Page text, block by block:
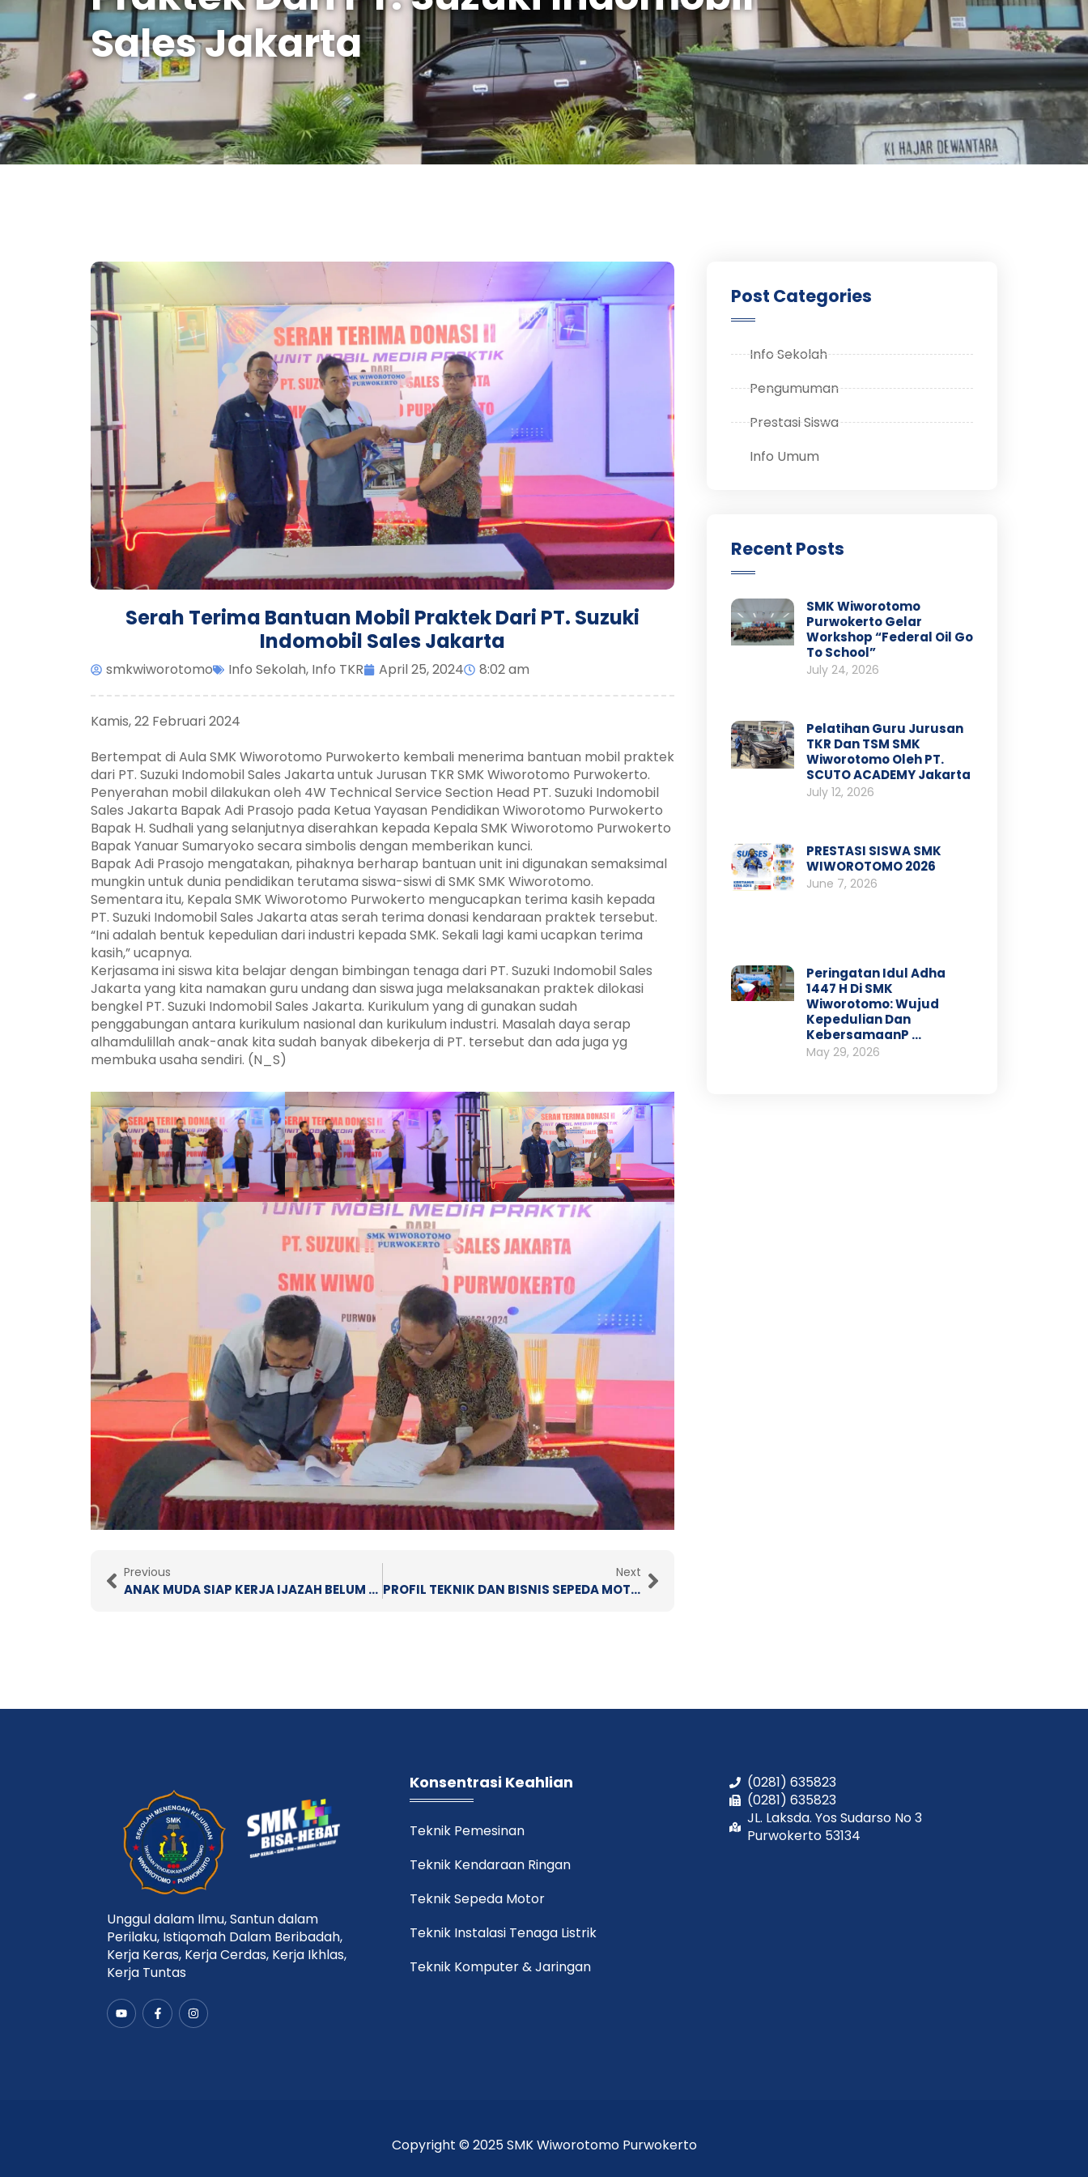
Sales Jakarta
Serah Terima Bantuan Mobil Praktek Dari PT. Suzuki
Indomobil Sales Jakarta
smkwiworotomo Info Sekolah, Info TKR April 25, 2024 8:02 am
Kamis, 22 Februari 2024
Bertempat di Aula SMK Wiworotomo Purwokerto kembali menerima bantuan mobil praktek
dari PT. Suzuki Indomobil Sales Jakarta untuk Jurusan TKR SMK Wiworotomo Purwokerto.
Penyerahan mobil dilakukan oleh 4W Technical Service Section Head PT. Suzuki Indomobil
Sales Jakarta Bapak Adi Prasojo pada Ketua Yayasan Pendidikan Wiworotomo Purwokerto
Bapak H. Sudhali yang selanjutnya diserahkan kepada Kepala SMK Wiworotomo Purwokerto
Bapak Yanuar Sumaryoko secara simbolis dengan memberikan kunci.
Bapak Adi Prasojo mengatakan, pihaknya berharap bantuan unit ini digunakan semaksimal
mungkin untuk dunia pendidikan terutama siswa-siswi di SMK SMK Wiworotomo.
Sementara itu, Kepala SMK Wiworotomo Purwokerto mengucapkan terima kasih kepada
PT. Suzuki Indomobil Sales Jakarta atas serah terima donasi kendaraan praktek tersebut.
“Ini adalah bentuk kepedulian dari industri kepada SMK. Sekali lagi kami ucapkan terima
kasih,” ucapnya.
Kerjasama ini siswa kita belajar dengan bimbingan tenaga dari PT. Suzuki Indomobil Sales
Jakarta yang kita namakan guru undang dan siswa juga melaksanakan praktek dilokasi
bengkel PT. Suzuki Indomobil Sales Jakarta. Kurikulum yang di gunakan sudah
penggabungan antara kurikulum nasional dan kurikulum industri. Masalah daya serap
alhamdulillah anak-anak kita sudah banyak dibekerja di PT. tersebut dan ada juga yg
membuka usaha sendiri. (N_S)
Prev
Previous
ANAK MUDA SIAP KERJA IJAZAH BELUM JADI SEMANGAT MEMBARA BERSAMA BKK SMK WIWOROTO …
Next
PROFIL TEKNIK DAN BISNIS SEPEDA MOTORPROFIL
Post Categories
Info Sekolah
Pengumuman
Prestasi Siswa
Info Umum
Recent Posts
SMK Wiworotomo
Purwokerto Gelar
Workshop “Federal Oil Go
To School”
July 24, 2026
Pelatihan Guru Jurusan
TKR Dan TSM SMK
Wiworotomo Oleh PT.
SCUTO ACADEMY Jakarta
July 12, 2026
PRESTASI SISWA SMK
WIWOROTOMO 2026
June 7, 2026
Peringatan Idul Adha
1447 H Di SMK
Wiworotomo: Wujud
Kepedulian Dan
KebersamaanP …
May 29, 2026
Unggul dalam Ilmu, Santun dalam
Perilaku, Istiqomah Dalam Beribadah,
Kerja Keras, Kerja Cerdas, Kerja Ikhlas,
Kerja Tuntas
Y
o
u
t
F
a
c
e
I
n
s
t
Konsentrasi Keahlian
Teknik Pemesinan
Teknik Kendaraan Ringan
Teknik Sepeda Motor
Teknik Instalasi Tenaga Listrik
Teknik Komputer & Jaringan
(0281) 635823
(0281) 635823
JL. Laksda. Yos Sudarso No 3
Purwokerto 53134
Copyright © 2025 SMK Wiworotomo Purwokerto